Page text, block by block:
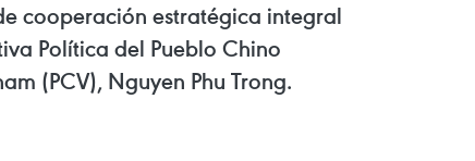
cooperación estratégica integral
Política del Pueblo Chino
(PCV), Nguyen Phu Trong.